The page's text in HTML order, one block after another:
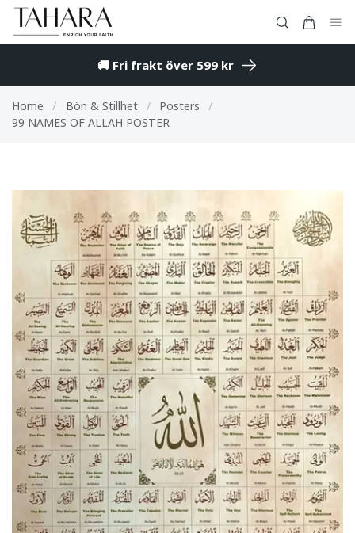
🚚 Fri frakt över 599 kr
Home / Bön & Stillhet / Posters
/
99 NAMES OF ALLAH POSTER